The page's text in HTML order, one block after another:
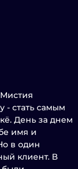
- стать самым
День за днем
имя и
в один
клиент. В